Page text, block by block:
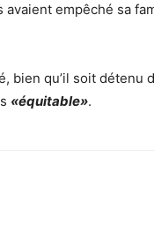
empêché sa
bien qu’il soit détenu
«équitable».